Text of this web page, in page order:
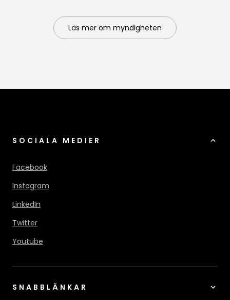
Läs mer om myndigheten
SOCIALA MEDIER
Facebook
Instagram
LinkedIn
Twitter
Youtube
SNABBLÄNKAR